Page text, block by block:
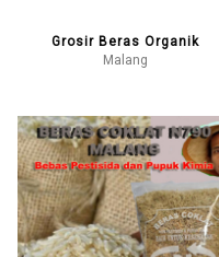
Grosir Beras Organik
Malang